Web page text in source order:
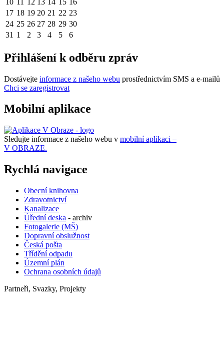
17 18 19 20 21 22 23
24 25 26 27 28 29 30
31 1 2 3 4 5 6
Přihlášení k odběru zpráv
Dostávejte informace z našeho webu prostřednictvím SMS a e-mailů
Chci se zaregistrovat
Mobilní aplikace
Sledujte informace z našeho webu v mobilní aplikaci –
V OBRAZE.
Rychlá navigace
Obecní knihovna
Zdravotnictví
Kanalizace
Úřední deska - archiv
Fotogalerie (MŠ)
Dopravní obslužnost
Česká pošta
Třídění odpadu
Územní plán
Ochrana osobních údajů
Partneři, Svazky, Projekty